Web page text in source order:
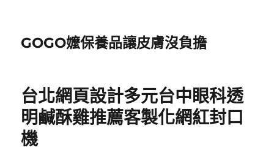
GOGO嬤保養品讓皮膚沒負擔
台北網頁設計多元台中眼科透
明鹹酥雞推薦客製化網紅封口
機